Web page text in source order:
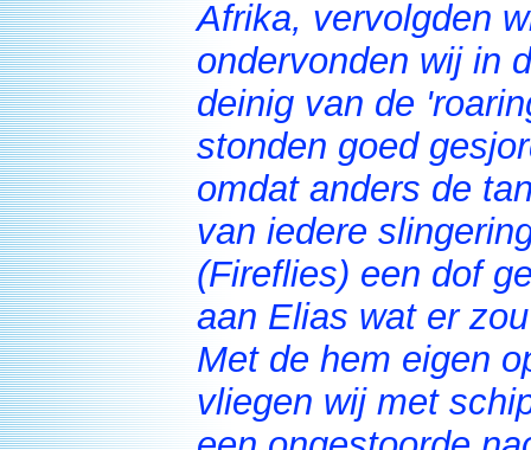
Afrika, vervolgden
ondervonden wij in
deinig van de
stonden goed
omdat anders de
van iedere
(Fireflies) een dof
aan Elias wat er
Met de hem eigen
vliegen wij met